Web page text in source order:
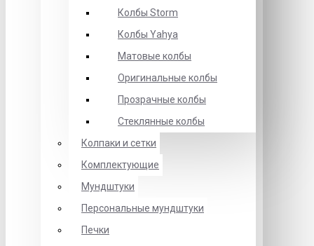
Колбы Storm
Колбы Yahya
Матовые колбы
Оригинальные колбы
Прозрачные колбы
Стеклянные колбы
Колпаки и сетки
Комплектующие
Мундштуки
Персональные мундштуки
Печки